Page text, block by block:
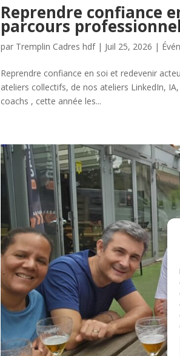
Reprendre confiance
parcours
par Tremplin Cadres hdf| Juil 25, 2026 |
Reprendre confiance en soi et redevenir
ateliers collectifs, de nos ateliers LinkedIn,
coachs , cette année les...